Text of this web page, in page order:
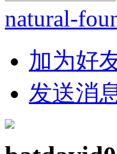
natural-
加为好
发送消